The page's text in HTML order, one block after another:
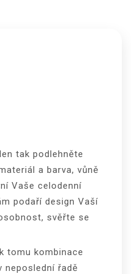
tak podlehněte
a barva, vůně
Vaše celodenní
podaří design Vaší
svěřte se
tomu kombinace
neposlední řadě